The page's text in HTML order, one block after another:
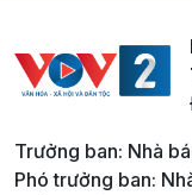
Trưởng ban: Nhà
Phó trưởng ban: